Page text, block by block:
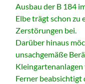
Ausbau der B 184
Elbe trägt schon zu
Zerstörungen bei.
Darüber hinaus
unsachgemäße
Ferner beabsichtigt